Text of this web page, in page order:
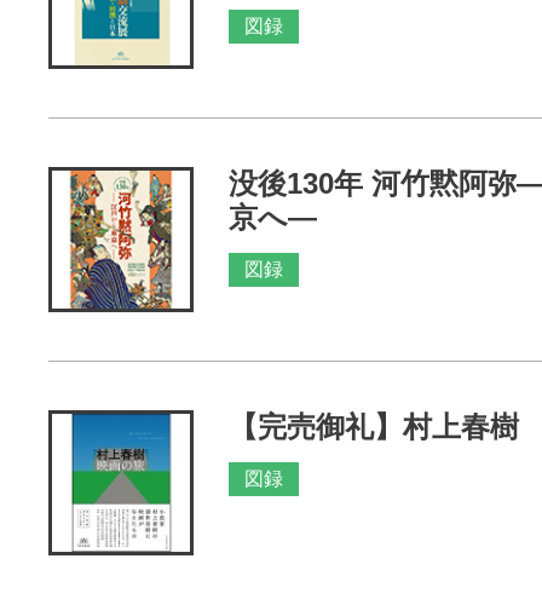
図録
没後130年 河竹黙阿弥
京へ―
図録
【完売御礼】村上春
図録